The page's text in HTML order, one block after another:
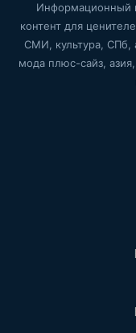
Информационный
контент для
СМИ, культура, СПб,
мода плюс-сайз,